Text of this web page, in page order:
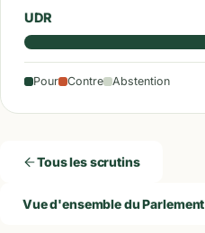
UDR
Pour Contre Abstention
Tous les scrutins
Vue d'ensemble du Parlement